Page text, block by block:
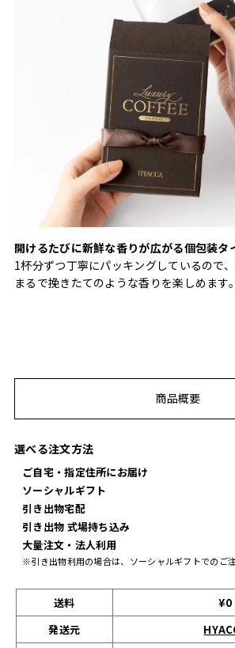
開けるたびに新鮮な香りが広がる個包装タ
1杯分ずつ丁寧にパッキングしているので
まるで挽きたてのような香りを楽しめます。
商品概要
選べる注文方法
ご自宅・指定住所にお届け
ソーシャルギフト
引き出物宅配
引き出物 式場持ち込み
大量注文・法人利用
※引き出物利用の場合は、ソーシャルギフトでのご
送料
¥0
発送元